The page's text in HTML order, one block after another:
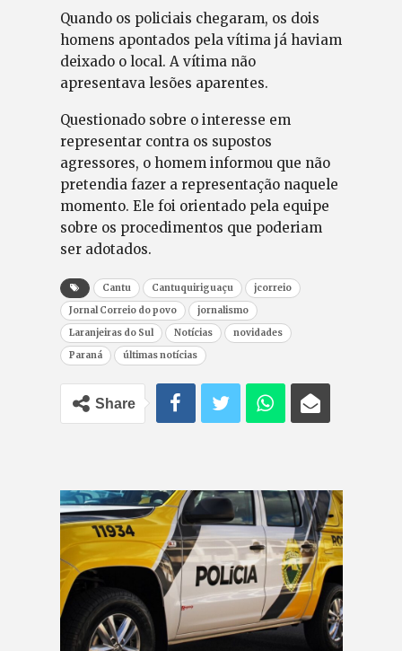
Quando os policiais chegaram, os dois
homens apontados pela vítima já haviam
deixado o local. A vítima não
apresentava lesões aparentes.
Questionado sobre o interesse em
representar contra os supostos
agressores, o homem informou que não
pretendia fazer a representação naquele
momento. Ele foi orientado pela equipe
sobre os procedimentos que poderiam
ser adotados.
Cantu Cantuquiriguaçu
jcorreio
Jornal Correio do povo
jornalismo
Laranjeiras do Sul
Notícias
novidades
Paraná
últimas notícias
Share